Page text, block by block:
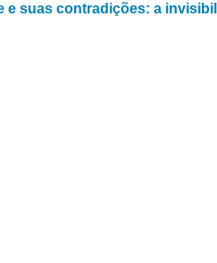
suas contradições: a